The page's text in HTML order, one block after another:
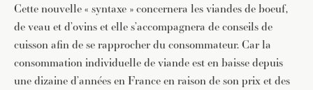
Cette nouvelle « syntaxe » concernera les viandes de boeuf,
de veau et d’ovins et elle s’accompagnera de conseils de
cuisson afin de se rapprocher du consommateur. Car la
consommation individuelle de viande est en baisse depuis
une dizaine d’années en France en raison de son prix et des